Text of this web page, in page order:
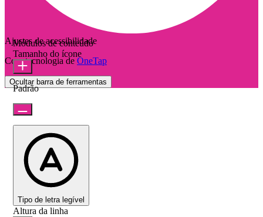
Ajustes de acessibilidade
Com tecnologia de OneTap
Ocultar barra de ferramentas
Módulos de conteúdo
Tamanho do ícone
Padrão
Tipo de letra legível
Altura da linha